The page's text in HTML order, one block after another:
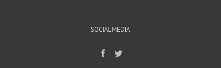
SOCIAL MEDIA